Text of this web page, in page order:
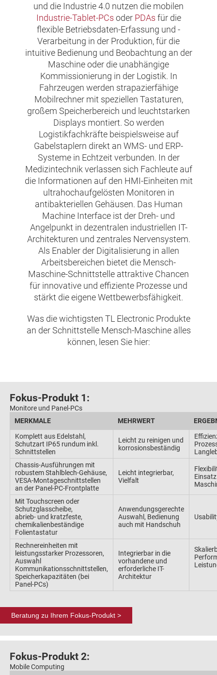
und die Industrie 4.0 nutzen die mobilen
Industrie-Tablet-PCs oder PDAs für die
flexible Betriebsdaten-Erfassung und -
Verarbeitung in der Produktion, für die
intuitive Bedienung und Beobachtung an der
Maschine oder die unabhängige
Kommissionierung in der Logistik. In
Fahrzeugen werden strapazierfähige
Mobilrechner mit speziellen Tastaturen,
großem Speicherbereich und leuchtstarken
Displays montiert. So werden
Logistikfachkräfte beispielsweise auf
Gabelstaplern direkt an WMS- und ERP-
Systeme in Echtzeit verbunden. In der
Medizintechnik verlassen sich Fachleute auf
die Informationen auf den HMI-Einheiten mit
ultrahochaufgelösten Monitoren in
antibakteriellen Gehäusen. Das Human
Machine Interface ist der Dreh- und
Angelpunkt in dezentralen industriellen IT-
Architekturen und zentrales Nervensystem.
Als Enabler der Digitalisierung in allen
Arbeitsbereichen bietet die Mensch-
Maschine-Schnittstelle attraktive Chancen
für innovative und effiziente Prozesse und
stärkt die eigene Wettbewerbsfähigkeit.
Was die wichtigsten TL Electronic Produkte
an der Schnittstelle Mensch-Maschine alles
können, lesen Sie hier:
Fokus-Produkt 1:
Monitore und Panel-PCs
MERKMALE
MEHRWERT
Komplett aus Edelstahl,
Schutzart IP65 rundum inkl.
Schnittstellen
Leicht zu reinigen und
korrosionsbeständig
Chassis-Ausführungen mit
robustem Stahlblech-Gehäuse,
VESA-Montageschnittstellen
an der Panel-PC-Frontplatte
Leicht integrierbar,
Vielfalt
Mit Touchscreen oder
Schutzglasscheibe,
abrieb- und kratzfeste,
chemikalienbeständige
Folientastatur
Anwendungsgerechte
Auswahl, Bedienung
auch mit Handschuh
Rechnereinheiten mit
leistungsstarker Prozessoren,
Auswahl
Kommunikationsschnittstellen,
Speicherkapazitäten (bei
Panel-PCs)
Integrierbar in die
vorhandene und
erforderliche IT-
Architektur
Beratung zu Ihrem Fokus-Produkt >
Fokus-Produkt 2:
Mobile Computing